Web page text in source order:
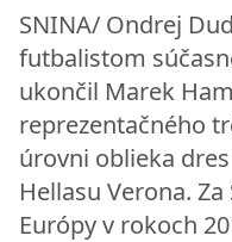
SNINA/ Ondrej
futbalistom
ukončil Marek
reprezentačného
úrovni oblieka
Hellasu Verona.
Európy v rokoch